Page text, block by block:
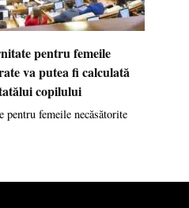
pentru femeile
va putea fi calculată
copilului
pentru femeile necăsătorite